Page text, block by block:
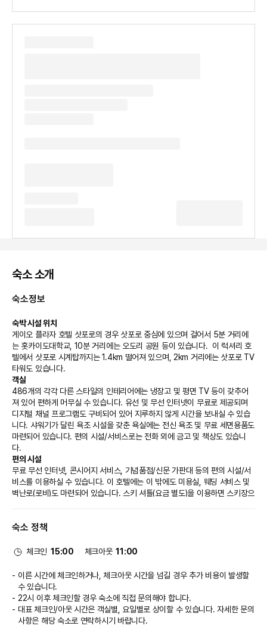
숙소 소개
숙소정보
숙박 시설 위치
게이오 플라자 호텔 삿포로의 경우 삿포로 중심에 있으며 걸어서 5분 거리에
는 홋카이도대학교, 10분 거리에는 오도리 공원 등이 있습니다.  이 럭셔리 호
텔에서 삿포로 시계탑까지는 1.4km 떨어져 있으며, 2km 거리에는 삿포로 TV
타워도 있습니다.
객실
486개의 각각 다른 스타일의 인테리어에는 냉장고 및 평면 TV 등이 갖추어
져 있어 편하게 머무실 수 있습니다. 유선 및 무선 인터넷이 무료로 제공되며
디지털 채널 프로그램도 구비되어 있어 지루하지 않게 시간을 보내실 수 있습
니다. 샤워기가 달린 욕조 시설을 갖춘 욕실에는 전신 욕조 및 무료 세면용품도
마련되어 있습니다. 편의 시설/서비스로는 전화 외에 금고 및 책상도 있습니
다.
편의 시설
무료 무선 인터넷, 콘시어지 서비스, 기념품점/신문 가판대 등의 편의 시설/서
비스를 이용하실 수 있습니다. 이 호텔에는 이 밖에도 미용실, 웨딩 서비스 및
벽난로(로비)도 마련되어 있습니다. 스키 셔틀(요금 별도)을 이용하면 스키장으
호텔에 있는 레스토랑 Glass Seasons에서 점심 식사를 즐겨보세요. 또는 편
에서는 좋아하는 음료를 마시며 갈증을 해소하실 수 있어요. 아침 식사(뷔페)를
비즈니스, 기타 편의시설
대표적인 편의 시설과 서비스로는 비즈니스 센터, 간편 체크인, 드라이클리닝/
세탁 서비스 등이 있습니다. 이 호텔의 행사 시설은 컨퍼런스 공간 및 19 개 회
의실 등으로 구성되어 있습니다. 시설 내에서 셀프 주차(요금 별도) 이용이 가
능합니다.
숙소 정책
체크인 15:00 체크아웃 11:00
이른 시간에 체크인하거나, 체크아웃 시간을 넘길 경우 추가 비용이 발생할
수 있습니다.
22시 이후 체크인할 경우 숙소에 직접 문의해야 합니다.
대표 체크인/아웃 시간은 객실별, 요일별로 상이할 수 있습니다. 자세한 문의
사항은 해당 숙소로 연락하시기 바랍니다.